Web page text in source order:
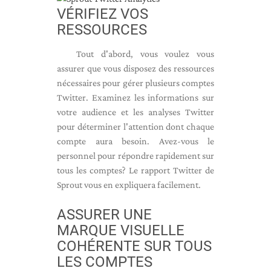
VÉRIFIEZ VOS
RESSOURCES
Tout d'abord, vous voulez vous
assurer que vous disposez des ressources
nécessaires pour gérer plusieurs comptes
Twitter. Examinez les informations sur
votre audience et les analyses Twitter
pour déterminer l'attention dont chaque
compte aura besoin. Avez-vous le
personnel pour répondre rapidement sur
tous les comptes? Le rapport Twitter de
Sprout vous en expliquera facilement.
ASSURER UNE
MARQUE VISUELLE
COHÉRENTE SUR TOUS
LES COMPTES